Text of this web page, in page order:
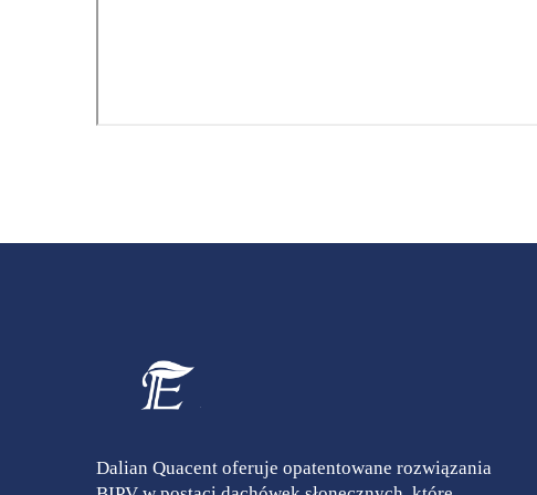
Dalian Quacent oferuje opatentowane rozwiązania